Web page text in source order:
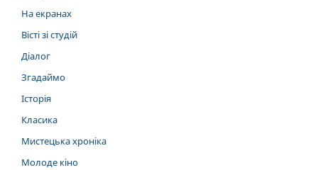
На екранах
Вісті зі студій
Діалог
Згадаймо
Історія
Класика
Мистецька хроніка
Молоде кіно